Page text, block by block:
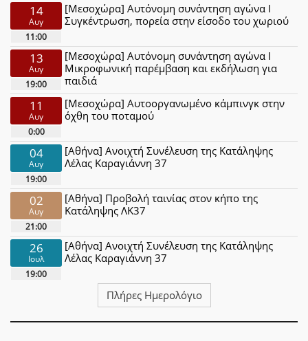
14
Αυγ
11:00
[Μεσοχώρα] Αυτόνομη συνάντηση αγώνα Ι
Συγκέντρωση, πορεία στην είσοδο του χωριού
13
Αυγ
19:00
[Μεσοχώρα] Αυτόνομη συνάντηση αγώνα Ι
Μικροφωνική παρέμβαση και εκδήλωση για
παιδιά
11
Αυγ
0:00
[Μεσοχώρα] Αυτοοργανωμένο κάμπινγκ στην
όχθη του ποταμού
04
Αυγ
19:00
[Αθήνα] Ανοιχτή Συνέλευση της Κατάληψης
Λέλας Καραγιάννη 37
02
Αυγ
21:00
[Αθήνα] Προβολή ταινίας στον κήπο της
Κατάληψης ΛΚ37
26
Ιουλ
19:00
[Αθήνα] Ανοιχτή Συνέλευση της Κατάληψης
Λέλας Καραγιάννη 37
Πλήρες Ημερολόγιο